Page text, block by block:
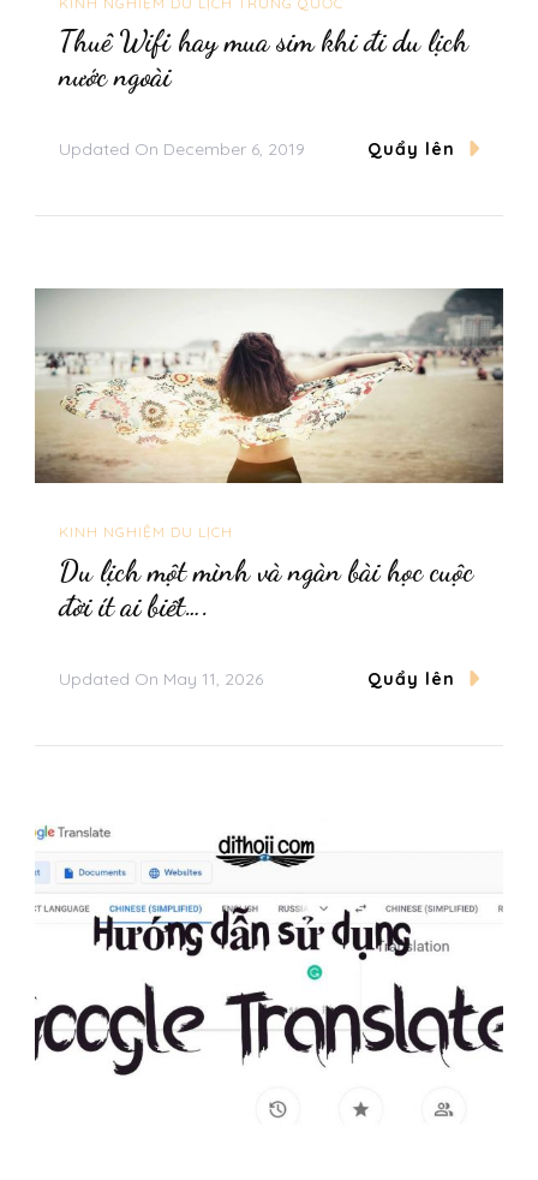
Thuê Wifi hay mua sim khi đi du lịch
nước ngoài
Updated On December 6, 2019 Quẩy lên
KINH NGHIỆM DU LỊCH
Du lịch một mình và ngàn bài học cuộc
đời ít ai biết….
Updated On May 11, 2026 Quẩy lên